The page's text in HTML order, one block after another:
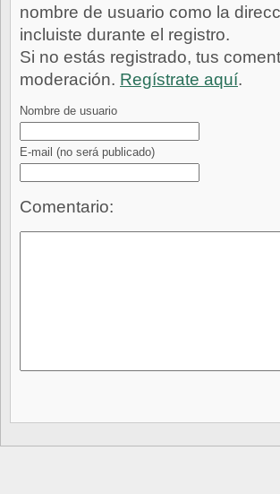
nombre de usuario como la
incluiste durante el registro.
Si no estás registrado, tus
moderación. Regístrate aquí.
Nombre de usuario
E-mail (no será publicado)
Comentario: